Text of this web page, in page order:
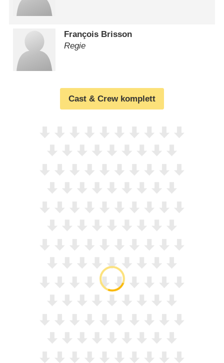
François Brisson
Regie
Cast & Crew komplett